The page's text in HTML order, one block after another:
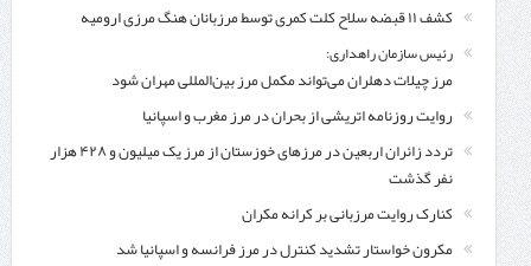
کشف ۱۱ قبضه سلاح کلت کمری توسط مرزبانان هنگ مرزی ارومیه
رئیس سازمان راهداری:
مرز چیلات دهلران می‌تواند مکمل مرز بین‌المللی مهران شود
روایت روزنامه اتریشی از بحران در مرز مغرب و اسپانیا
تردد زائران اربعین در مرزهای خوزستان از مرز یک میلیون و ۴۲۸ هزار
نفر گذشت
کنارک روایت مرزبانی بر کرانه مکران
مکرون خواستار تشدید کنترل‌ در مرز فرانسه و اسپانیا شد